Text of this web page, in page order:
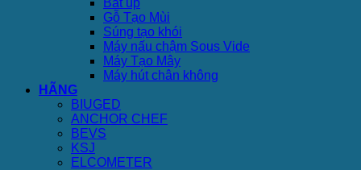
Bát úp
Gỗ Tạo Mùi
Súng tạo khói
Máy nấu chậm Sous Vide
Máy Tạo Mây
Máy hút chân không
HÃNG
BIUGED
ANCHOR CHEF
BEVS
KSJ
ELCOMETER